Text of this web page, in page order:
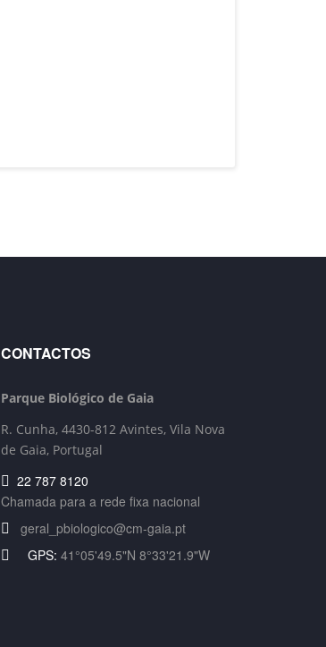
CONTACTOS
Parque Biológico de Gaia
R. Cunha, 4430-812 Avintes, Vila Nova
de Gaia, Portugal
22 787 8120
Chamada para a rede fixa nacional
geral_pbiologico@cm-gaia.pt
GPS: 41°05'49.5"N 8°33'21.9"W